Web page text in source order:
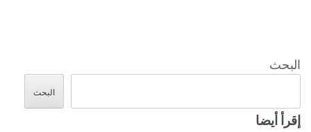
البحث
البحث
إقرأ أيضا